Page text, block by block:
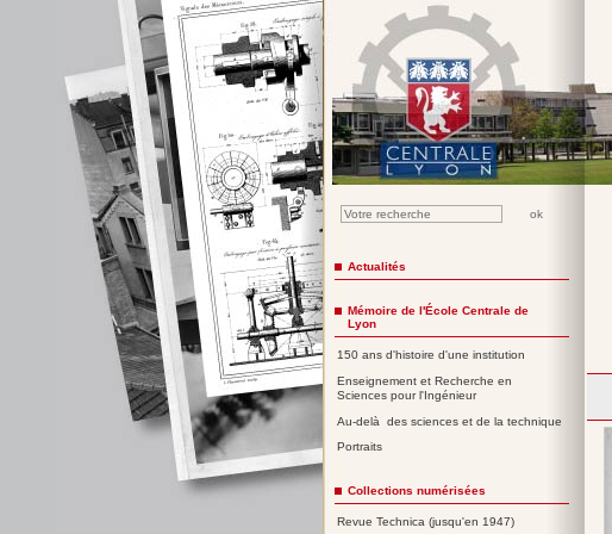
Actualités
Mémoire de l'École Centrale de
Lyon
150 ans d'histoire d'une institution
Enseignement et Recherche en
Sciences pour l'Ingénieur
Au-delà des sciences et de la technique
Portraits
Collections numérisées
Revue Technica (jusqu'en 1947)